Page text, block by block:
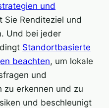
und
Sie Renditeziel und
Und bei jeder
Standortbasierte
beachten, um lokale
und
zu erkennen und zu
und beschleunigt